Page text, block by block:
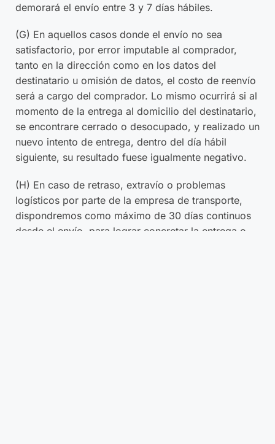
demorará el envío entre 3 y 7 días hábiles.
(G) En aquellos casos donde el envío no sea
satisfactorio, por error imputable al comprador,
tanto en la dirección como en los datos del
destinatario u omisión de datos, el costo de reenvío
será a cargo del comprador. Lo mismo ocurrirá si al
momento de la entrega al domicilio del destinatario,
se encontrare cerrado o desocupado, y realizado un
nuevo intento de entrega, dentro del día hábil
siguiente, su resultado fuese igualmente negativo.
(H) En caso de retraso, extravío o problemas
logísticos por parte de la empresa de transporte,
dispondremos como máximo de 30 días continuos
desde el envío, para lograr concretar la entrega o